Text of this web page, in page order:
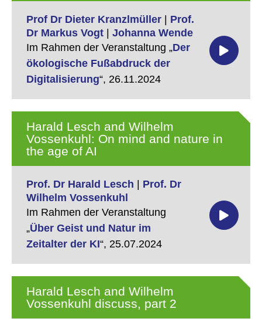
Prof Dr Dieter Kranzlmüller
Prof.
Dr Markus Vogt
Johanna Wende
Im Rahmen der Veranstaltung „Der
ökologische Fußabdruck der
Digitalisierung“, 26.11.2024
Harald Lesch and Wilhelm
Vossenkuhl: On mind and nature in
the age of AI
Prof. Dr Harald Lesch
Prof. Dr
Wilhelm Vossenkuhl
Im Rahmen der Veranstaltung
„Über Geist und Natur im
Zeitalter der KI“, 25.07.2024
Harald Lesch and Wilhelm
Vossenkuhl discuss, part 2